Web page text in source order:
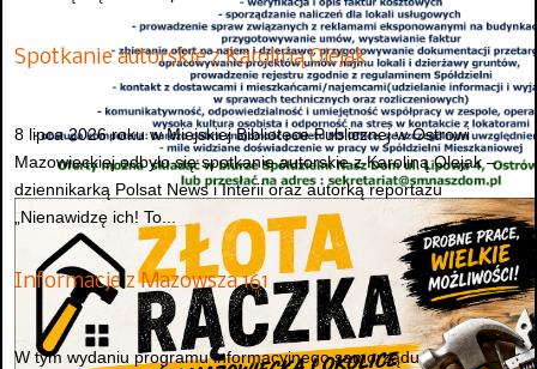
Spotkanie autorskie z Karoliną Olejak
8 lipca 2026 roku w Miejskiej Bibliotece Publicznej w Ostrowi
Mazowieckiej odbyło się spotkanie autorskie z Karoliną Olejak –
dziennikarką Polsat News i Interii oraz autorką reportażu
„Nienawidzę ich! To...
Informacje z Mazowsza 161
W tym wydaniu programu informacyjnego samorządu